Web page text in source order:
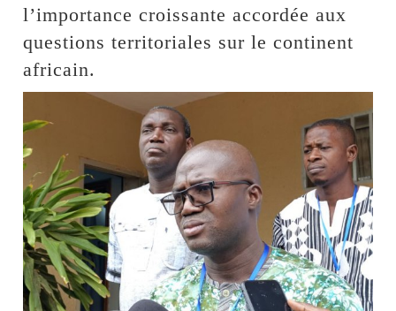
l’importance croissante accordée aux
questions territoriales sur le continent
africain.